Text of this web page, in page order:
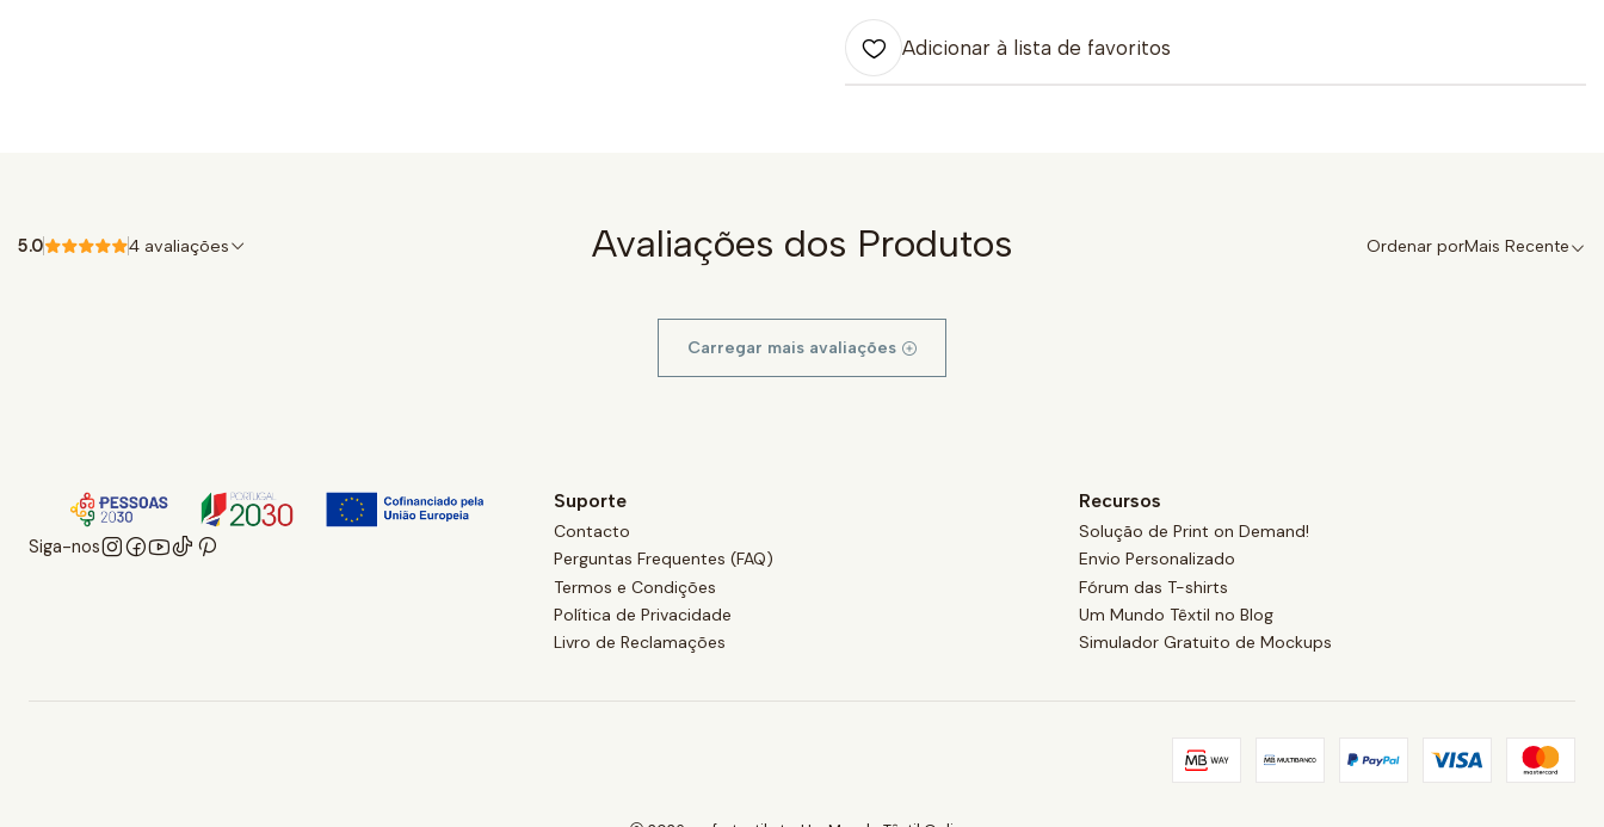
Adicionar à lista de favoritos
Avaliações dos Produtos
5.0 4 avaliações Ordenar porMais Recente
Carregar mais avaliações
Siga-nos
Suporte
Contacto
Perguntas Frequentes (FAQ)
Termos e Condições
Política de Privacidade
Livro de Reclamações
Recursos
Solução de Print on Demand!
Envio Personalizado
Fórum das T-shirts
Um Mundo Têxtil no Blog
Simulador Gratuito de Mockups